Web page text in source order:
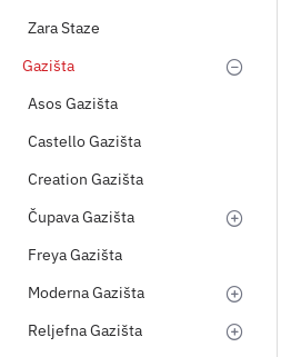
Zara Staze
Gazišta
Asos Gazišta
Castello Gazišta
Creation Gazišta
Čupava Gazišta
Freya Gazišta
Moderna Gazišta
Reljefna Gazišta